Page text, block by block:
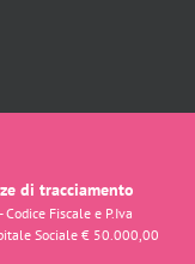
di tracciamento
Fiscale e P.Iva
Sociale € 50.000,00